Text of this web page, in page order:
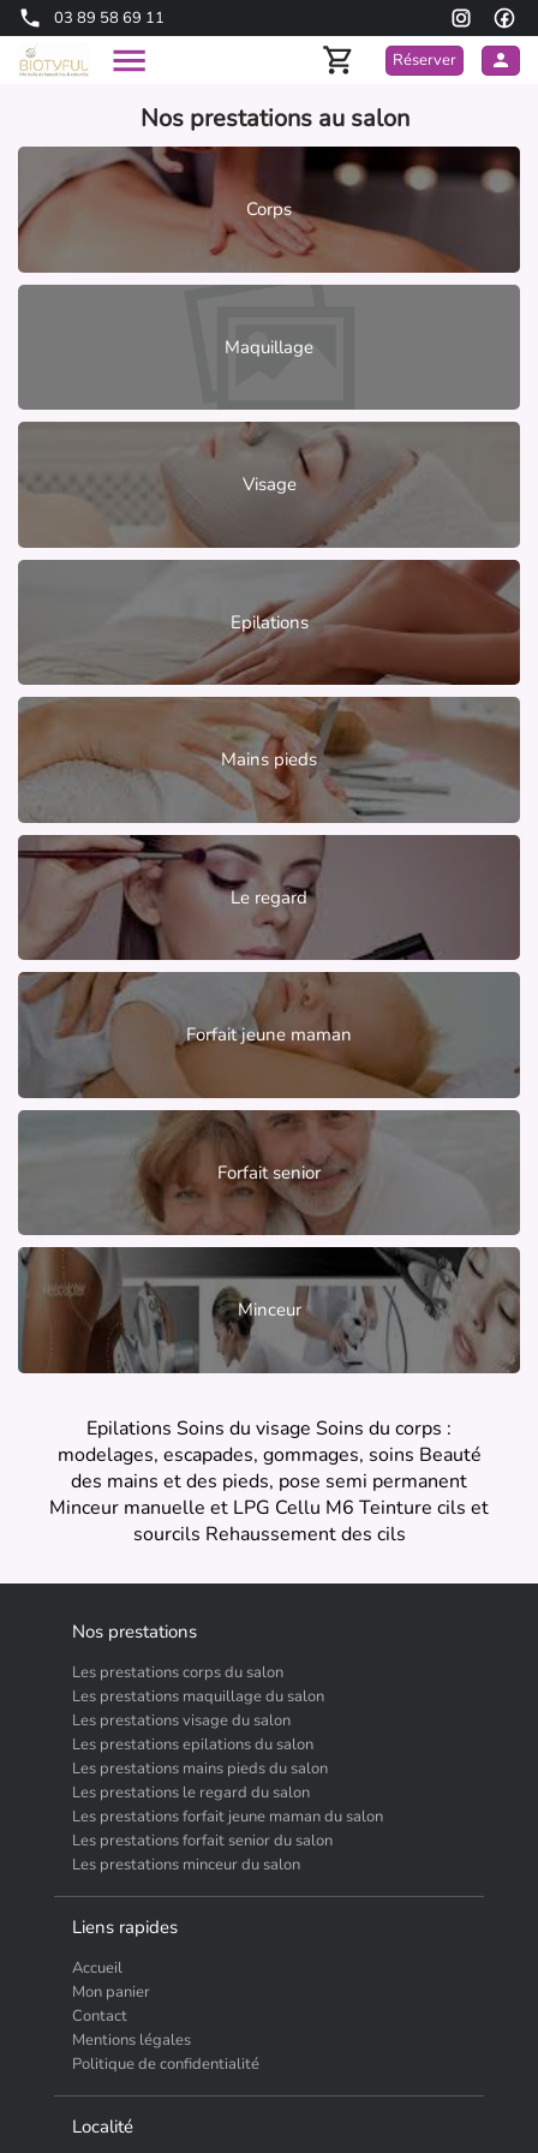
03 89 58 69 11
Réserver
Nos prestations au salon
Corps
Maquillage
Visage
Epilations
Mains pieds
Le regard
Forfait jeune maman
Forfait senior
Minceur
Epilations Soins du visage Soins du corps :
modelages, escapades, gommages, soins Beauté
des mains et des pieds, pose semi permanent
Minceur manuelle et LPG Cellu M6 Teinture cils et
sourcils Rehaussement des cils
Nos prestations
Les prestations corps du salon
Les prestations maquillage du salon
Les prestations visage du salon
Les prestations epilations du salon
Les prestations mains pieds du salon
Les prestations le regard du salon
Les prestations forfait jeune maman du salon
Les prestations forfait senior du salon
Les prestations minceur du salon
Liens rapides
Accueil
Mon panier
Contact
Mentions légales
Politique de confidentialité
Localité